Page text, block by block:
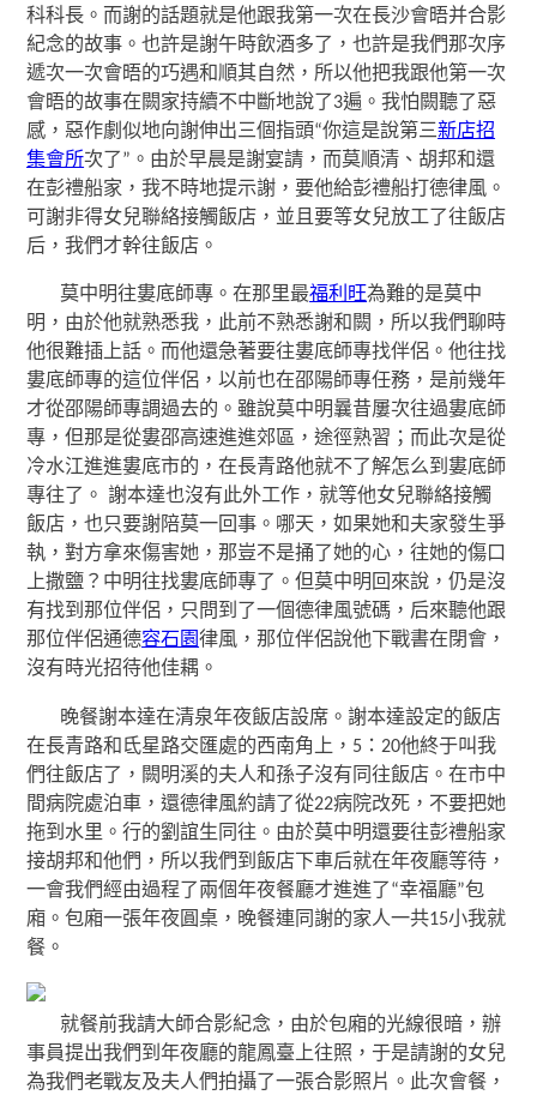
科科長。而謝的話題就是他跟我第一次在長沙會晤并合影
紀念的故事。也許是謝午時飲酒多了，也許是我們那次序
遞次一次會晤的巧遇和順其自然，所以他把我跟他第一次
會晤的故事在闕家持續不中斷地說了3遍。我怕闕聽了惡
感，惡作劇似地向謝伸出三個指頭“你這是說第三新店招
集會所次了”。由於早晨是謝宴請，而莫順清、胡邦和還
在彭禮船家，我不時地提示謝，要他給彭禮船打德律風。
可謝非得女兒聯絡接觸飯店，並且要等女兒放工了往飯店
后，我們才幹往飯店。
莫中明往婁底師專。在那里最福利旺為難的是莫中
明，由於他就熟悉我，此前不熟悉謝和闕，所以我們聊時
他很難插上話。而他還急著要往婁底師專找伴侶。他往找
婁底師專的這位伴侶，以前也在邵陽師專任務，是前幾年
才從邵陽師專調過去的。雖說莫中明曩昔屢次往過婁底師
專，但那是從婁邵高速進進郊區，途徑熟習；而此次是從
冷水江進進婁底市的，在長青路他就不了解怎么到婁底師
專往了。 謝本達也沒有此外工作，就等他女兒聯絡接觸
飯店，也只要謝陪莫一回事。哪天，如果她和夫家發生爭
執，對方拿來傷害她，那豈不是捅了她的心，往她的傷口
上撒鹽？中明往找婁底師專了。但莫中明回來說，仍是沒
有找到那位伴侶，只問到了一個德律風號碼，后來聽他跟
那位伴侶通德容石園律風，那位伴侶說他下戰書在閉會，
沒有時光招待他佳耦。
晚餐謝本達在清泉年夜飯店設席。謝本達設定的飯店
在長青路和氐星路交匯處的西南角上，5：20他終于叫我
們往飯店了，闕明溪的夫人和孫子沒有同往飯店。在市中
間病院處泊車，還德律風約請了從22病院改死，不要把她
拖到水里。行的劉誼生同往。由於莫中明還要往彭禮船家
接胡邦和他們，所以我們到飯店下車后就在年夜廳等待，
一會我們經由過程了兩個年夜餐廳才進進了“幸福廳”包
廂。包廂一張年夜圓桌，晚餐連同謝的家人一共15小我就
餐。
就餐前我請大師合影紀念，由於包廂的光線很暗，辦
事員提出我們到年夜廳的龍鳳臺上往照，于是請謝的女兒
為我們老戰友及夫人們拍攝了一張合影照片。此次會餐，